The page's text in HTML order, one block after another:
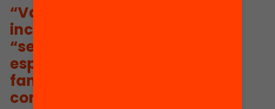
“Vam compsar una forta
incomoditat amb la paraula
“segregació” (escolar),
especialment per part de les
famílies dels centres privats i
concertats.”